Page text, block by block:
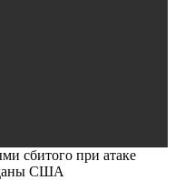
сбитого при атаке
США